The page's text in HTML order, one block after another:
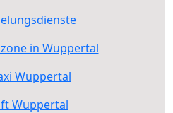
in Wuppertal
Wuppertal
Wuppertal